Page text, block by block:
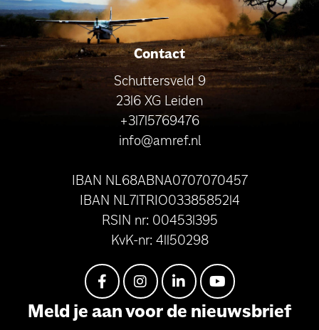
Contact
Schuttersveld 9
2316 XG Leiden
+31715769476
info@amref.nl
IBAN NL68ABNA0707070457
IBAN NL71TRIO0338585214
RSIN nr: 004531395
KvK-nr: 41150298
Meld je aan voor de nieuwsbrief